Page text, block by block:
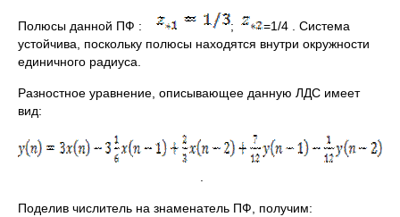
Полюсы данной ПФ : ;
=1/4 . Система
устойчива, поскольку полюсы находятся внутри окружности
единичного радиуса.
Разностное уравнение, описывающее данную ЛДС имеет
вид:
Поделив числитель на знаменатель ПФ, получим: